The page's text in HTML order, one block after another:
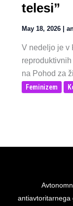
telesi”
May 18, 2026
V nedeljo je v
na Pohod za
Feminizem
antiavtoritarnega